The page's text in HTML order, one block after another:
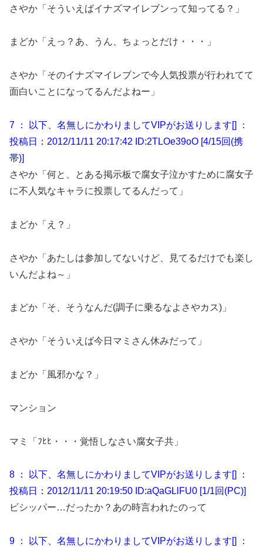
さやか「そういえばイナズマイレブンって知ってる？」
まどか「えっ？あ、うん、ちょっとだけ・・・」
さやか「そのイナズマイレブンで今人気投票が行われてて
面白いことになってるんだよねー」
7 ： 以下、名無しにかわりましてVIPがお送りします[] ：
投稿日：2012/11/11 20:17:42 ID:2TLOe39oO [4/15回(携
帯)]
さやか「何と、とある掲示板で腐女子泣かすために腐女子
に不人気なキャラに投票してるんだって」
まどか「え？」
さやか「あたしは参加してないけど、見てるだけでも楽し
いんだよね～」
まどか「そ、そうなんだ(調子に乗るなよさやカス)」
さやか「そういえば今日マミさん休みだって」
まどか「風邪かな？」
マンション
マミ「ﾌﾋﾋ・・・覚悟しなさい腐女子共」
8 ： 以下、名無しにかわりましてVIPがお送りします[] ：
投稿日：2012/11/11 20:19:50 ID:aQaGLlFU0 [1/1回(PC)]
ビシッパー…だったか？あの時言われたのって
9 ： 以下、名無しにかわりましてVIPがお送りします[] ：